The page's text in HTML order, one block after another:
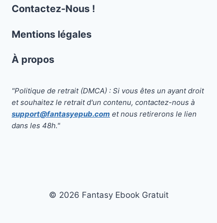
Contactez-Nous !
Mentions légales
À propos
"Politique de retrait (DMCA) : Si vous êtes un ayant droit
et souhaitez le retrait d'un contenu, contactez-nous à
support@fantasyepub.com et nous retirerons le lien
dans les 48h."
© 2026 Fantasy Ebook Gratuit